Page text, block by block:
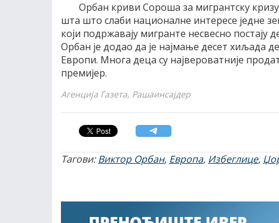
Орбан криви Сороша за мигрантску
шта што слаби националне интересе једне
који подржавају мигранте несвесно
Орбан је додао да је најмање десет хиљада
Европи. Многа деца су највероватније
премијер.
Агенција Газета, Рашаинсајдер
Тагови:Виктор Орбан, Европа, Избеглице,